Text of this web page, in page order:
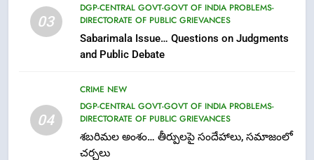
03
DGP-CENTRAL GOVT-GOVT OF INDIA PROBLEMS-
DIRECTORATE OF PUBLIC GRIEVANCES
Sabarimala Issue… Questions on Judgments
and Public Debate
04
CRIME NEW
DGP-CENTRAL GOVT-GOVT OF INDIA PROBLEMS-
DIRECTORATE OF PUBLIC GRIEVANCES
శబరిమల అంశం… తీర్పులపై సందేహాలు, సమాజంలో
చర్చలు
7
తిరుమల లడ్డూ నెయ్యి కల్తీ: పవిత్ర
విశ్వాసానికి ద్రోహం
8
Laddu: A Sacred Trust Betrayed